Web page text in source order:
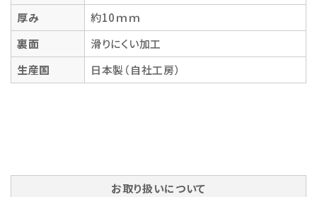
厚み
約10ｍｍ
裏面
滑りにくい加工
生産国
日本製（自社工房）
お取り扱いについて